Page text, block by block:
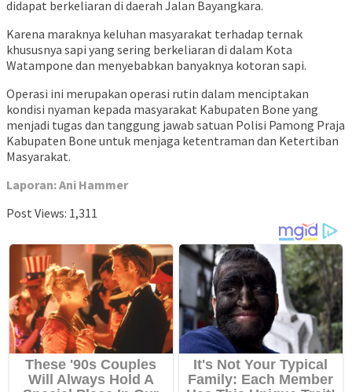
didapat berkeliaran di daerah Jalan Bayangkara.
Karena maraknya keluhan masyarakat terhadap ternak
khususnya sapi yang sering berkeliaran di dalam Kota
Watampone dan menyebabkan banyaknya kotoran sapi.
Operasi ini merupakan operasi rutin dalam menciptakan
kondisi nyaman kepada masyarakat Kabupaten Bone yang
menjadi tugas dan tanggung jawab satuan Polisi Pamong Praja
Kabupaten Bone untuk menjaga ketentraman dan Ketertiban
Masyarakat.
Laporan: Ani Hammer
Post Views: 1,311